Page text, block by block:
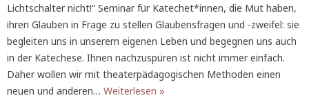
Lichtschalter nicht!“ Seminar für Katechet*innen, die Mut haben,
ihren Glauben in Frage zu stellen Glaubensfragen und -zweifel: sie
begleiten uns in unserem eigenen Leben und begegnen uns auch
in der Katechese. Ihnen nachzuspüren ist nicht immer einfach.
Daher wollen wir mit theaterpädagogischen Methoden einen
neuen und anderen… Weiterlesen »